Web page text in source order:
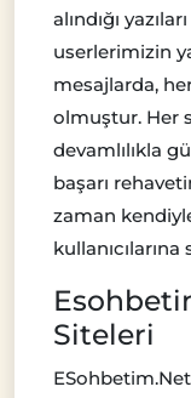
alındığı
userlerimizin
mesajlarda,
olmuştur. Her
devamlılıkla
başarı
zaman
Siteleri
ESohbetim.Net